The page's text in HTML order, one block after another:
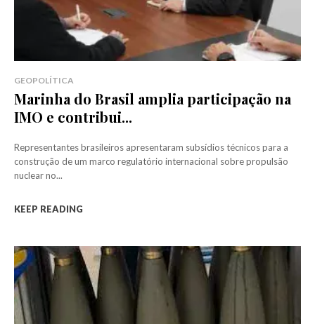
GEOPOLÍTICA
Marinha do Brasil amplia participação na
IMO e contribui...
Representantes brasileiros apresentaram subsídios técnicos para a
construção de um marco regulatório internacional sobre propulsão
nuclear no...
KEEP READING